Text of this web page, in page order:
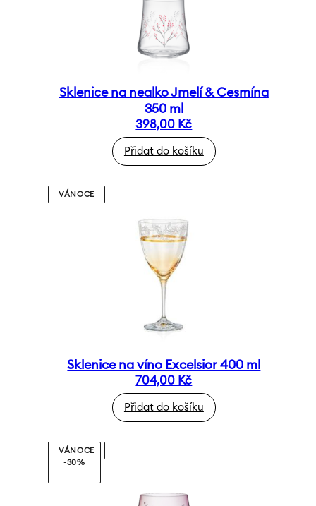
Sklenice na nealko Jmelí & Cesmína
350 ml
398,00 Kč
Přidat do košíku
VÁNOCE
Sklenice na víno Excelsior 400 ml
704,00 Kč
Přidat do košíku
VÁNOCE
-30%